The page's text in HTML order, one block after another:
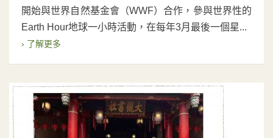
開始與世界自然基金會（WWF）合作，參與世界性的
Earth Hour地球一小時活動，在每年3月最後一個星...
› 了解更多